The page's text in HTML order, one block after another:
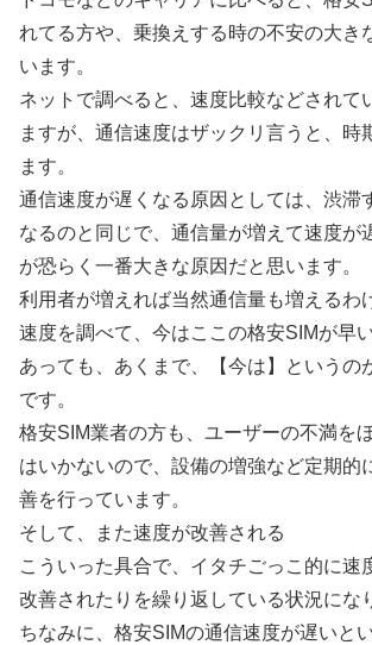
れてる方や、乗換えする時の不安の大き
います。
ネットで調べると、速度比較などされて
ますが、通信速度はザックリ言うと、時
ます。
通信速度が遅くなる原因としては、渋滞
なるのと同じで、通信量が増えて速度が
が恐らく一番大きな原因だと思います。
利用者が増えれば当然通信量も増えるわ
速度を調べて、今はここの格安SIMが早
あっても、あくまで、
【今は】
というの
です。
格安SIM業者の方も、ユーザーの不満を
はいかないので、設備の増強など定期的
善を行っています。
そして、また速度が改善される
こういった具合で、イタチごっこ的に速
改善されたりを繰り返している状況にな
ちなみに、格安SIMの通信速度が遅いと